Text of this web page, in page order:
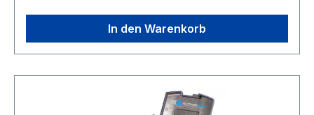
In den Warenkorb